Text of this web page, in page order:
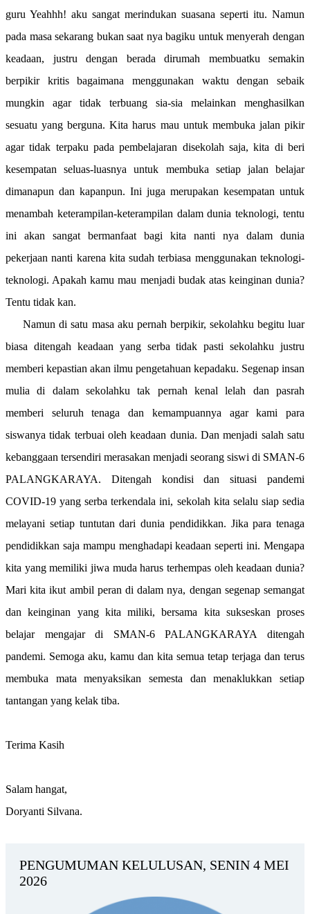
guru Yeahhh! aku sangat merindukan suasana seperti itu. Namun
pada masa sekarang bukan saat nya bagiku untuk menyerah dengan
keadaan, justru dengan berada dirumah membuatku semakin
berpikir kritis bagaimana menggunakan waktu dengan sebaik
mungkin agar tidak terbuang sia-sia melainkan menghasilkan
sesuatu yang berguna. Kita harus mau untuk membuka jalan pikir
agar tidak terpaku pada pembelajaran disekolah saja, kita di beri
kesempatan seluas-luasnya untuk membuka setiap jalan belajar
dimanapun dan kapanpun. Ini juga merupakan kesempatan untuk
menambah keterampilan-keterampilan dalam dunia teknologi, tentu
ini akan sangat bermanfaat bagi kita nanti nya dalam dunia
pekerjaan nanti karena kita sudah terbiasa menggunakan teknologi-
teknologi. Apakah kamu mau menjadi budak atas keinginan dunia?
Tentu tidak kan.
Namun di satu masa aku pernah berpikir, sekolahku begitu luar
biasa ditengah keadaan yang serba tidak pasti sekolahku justru
memberi kepastian akan ilmu pengetahuan kepadaku. Segenap insan
mulia di dalam sekolahku tak pernah kenal lelah dan pasrah
memberi seluruh tenaga dan kemampuannya agar kami para
siswanya tidak terbuai oleh keadaan dunia. Dan menjadi salah satu
kebanggaan tersendiri merasakan menjadi seorang siswi di SMAN-6
PALANGKARAYA. Ditengah kondisi dan situasi pandemi
COVID-19 yang serba terkendala ini, sekolah kita selalu siap sedia
melayani setiap tuntutan dari dunia pendidikkan. Jika para tenaga
pendidikkan saja mampu menghadapi keadaan seperti ini. Mengapa
kita yang memiliki jiwa muda harus terhempas oleh keadaan dunia?
Mari kita ikut ambil peran di dalam nya, dengan segenap semangat
dan keinginan yang kita miliki, bersama kita sukseskan proses
belajar mengajar di SMAN-6 PALANGKARAYA ditengah
pandemi. Semoga aku, kamu dan kita semua tetap terjaga dan terus
membuka mata menyaksikan semesta dan menaklukkan setiap
tantangan yang kelak tiba.
Terima Kasih
Salam hangat,
Doryanti Silvana.
PENGUMUMAN KELULUSAN, SENIN 4 MEI
2026